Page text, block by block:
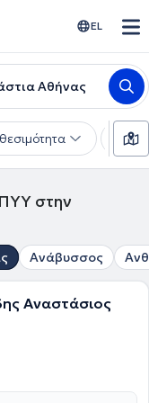
EL
Αθήνας
στην
Ανάβυσσος
Αναστάσιος